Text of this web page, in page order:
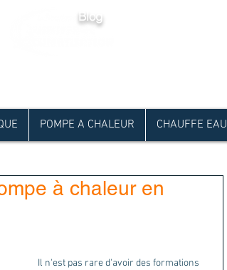
Blog
POMPE A CHALEUR CHAUFFE EAU
à chaleur en
Il n'est pas rare d'avoir des formations